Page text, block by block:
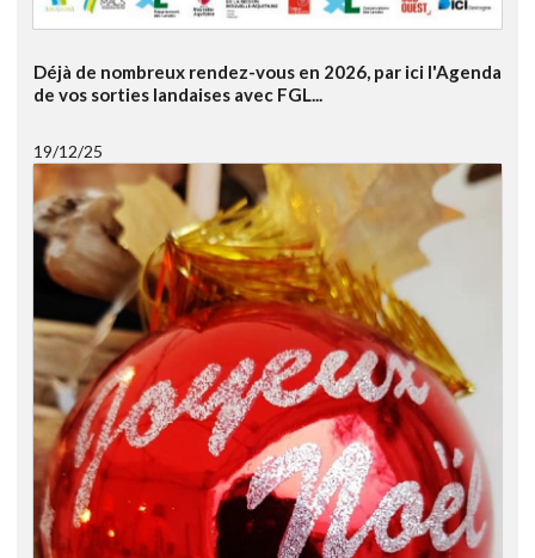
Déjà de nombreux rendez-vous en 2026, par ici l'Agenda
de vos sorties landaises avec FGL...
19/12/25